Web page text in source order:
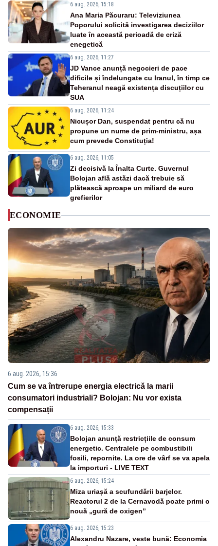
6 aug. 2026, 15:18
Ana Maria Păcuraru: Televiziunea
Poporului solicită investigarea deciziilor
luate în această perioadă de criză
enegetică
6 aug. 2026, 11:27
JD Vance anunță negocieri de pace
dificile și îndelungate cu Iranul, în timp ce
Teheranul neagă existența discuțiilor cu
SUA
6 aug. 2026, 11:24
Nicușor Dan, suspendat pentru că nu
propune un nume de prim-ministru, așa
cum prevede Constituția!
6 aug. 2026, 11:05
Zi decisivă la Înalta Curte. Guvernul
Bolojan află astăzi dacă trebuie să
plătească aproape un miliard de euro
grefierilor
ECONOMIE
6 aug. 2026, 15:36
Cum se va întrerupe energia electrică la marii
consumatori industriali? Bolojan: Nu vor exista
compensații
6 aug. 2026, 15:33
Bolojan anunță restricțiile de consum
energetic. Centralele pe combustibili
fosili, repornite. La ore de vârf se va apela
la importuri - LIVE TEXT
6 aug. 2026, 15:24
Miza uriașă a scufundării barjelor.
Reactorul 2 de la Cernavodă poate primi o
nouă „gură de oxigen”
6 aug. 2026, 15:23
Alexandru Nazare, veste bună: Economia